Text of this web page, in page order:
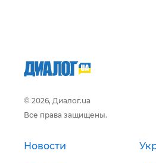
© 2026, Диалог.ua
Все права защищены.
Новости